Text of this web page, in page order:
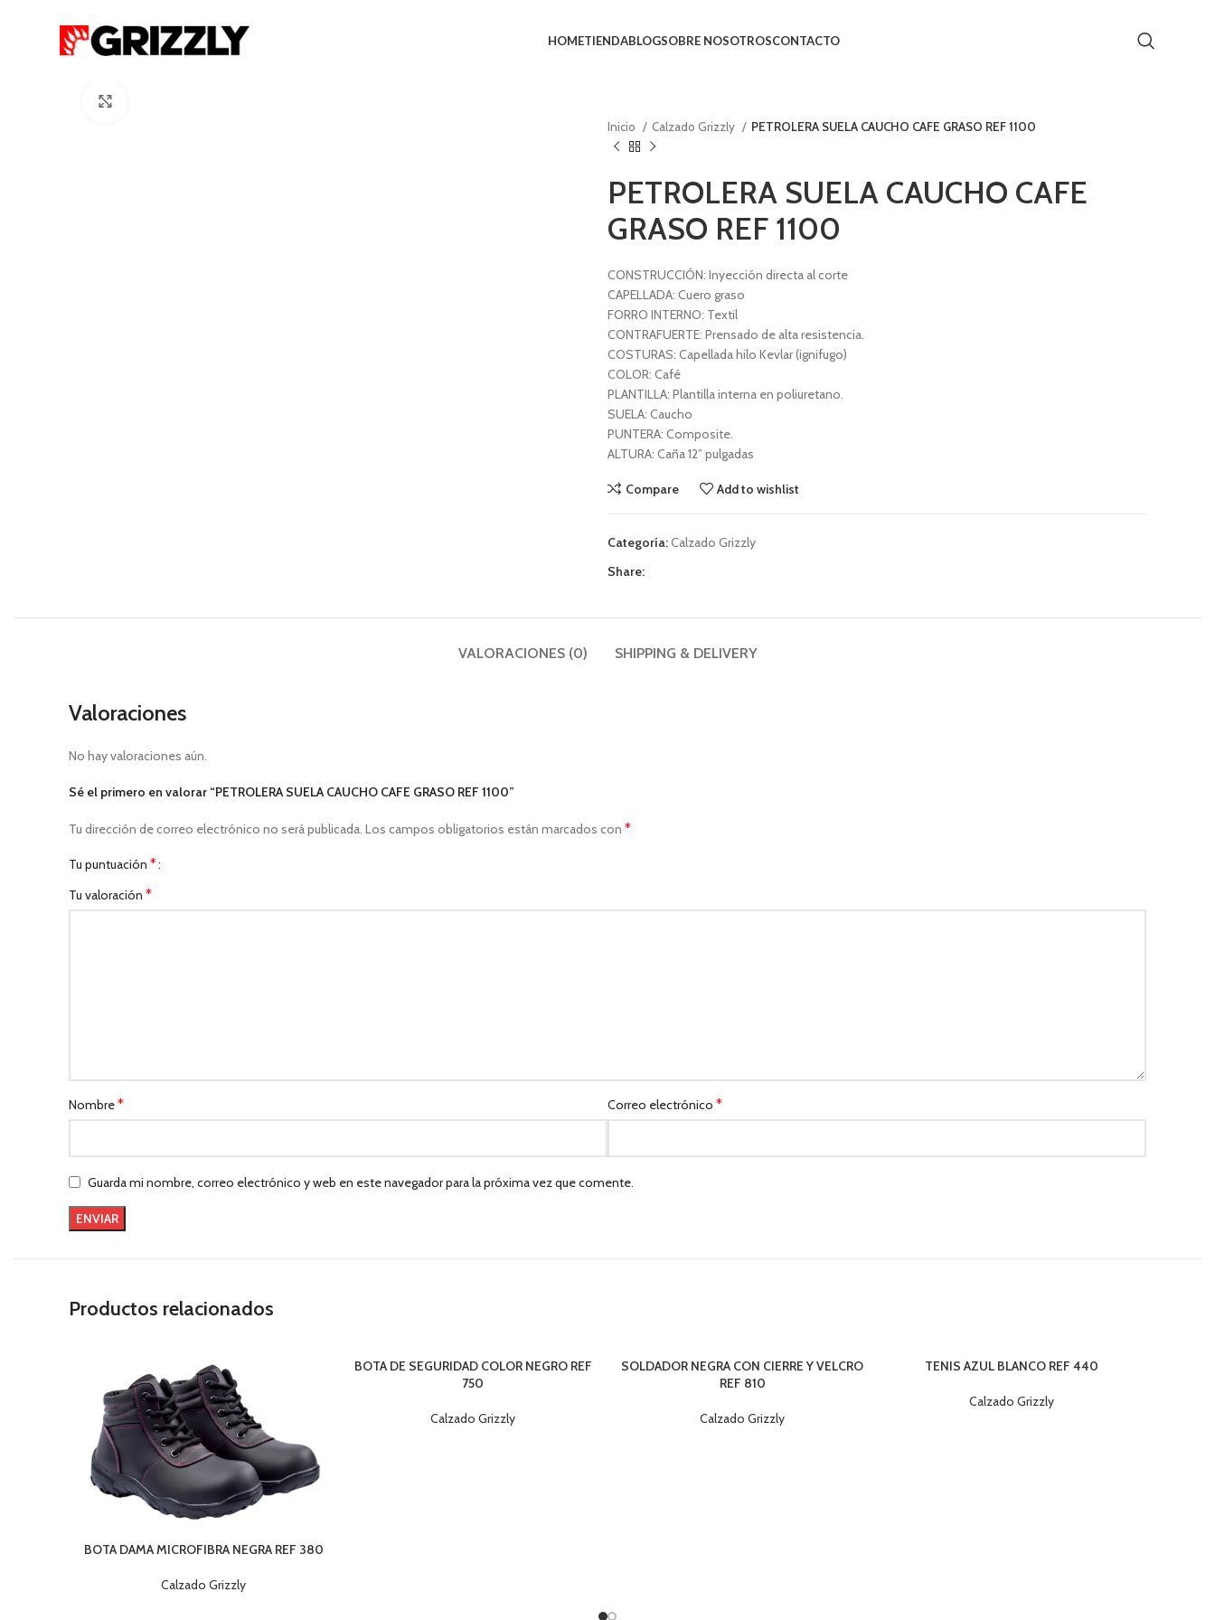
HOMETIENDABLOGSOBRE NOSOTROSCONTACTO
Inicio Calzado Grizzly PETROLERA SUELA CAUCHO CAFE GRASO REF 1100
PETROLERA SUELA CAUCHO CAFE
GRASO REF 1100
CONSTRUCCIÓN: Inyección directa al corte
CAPELLADA: Cuero graso
FORRO INTERNO: Textil
CONTRAFUERTE: Prensado de alta resistencia.
COSTURAS: Capellada hilo Kevlar (ignifugo)
COLOR: Café
PLANTILLA: Plantilla interna en poliuretano.
SUELA: Caucho
PUNTERA: Composite.
ALTURA: Caña 12” pulgadas
Compare Add to wishlist
Categoría:Calzado Grizzly
Share:
VALORACIONES (0) SHIPPING & DELIVERY
Valoraciones
No hay valoraciones aún.
Sé el primero en valorar “PETROLERA SUELA CAUCHO CAFE GRASO REF 1100”
Tu dirección de correo electrónico no será publicada. Los campos obligatorios están marcados con *
Tu puntuación *
Tu valoración *
Nombre* Correo electrónico *
Guarda mi nombre, correo electrónico y web en este navegador para la próxima vez que comente.
Productos relacionados
BOTA DAMA MICROFIBRA NEGRA REF 380
Calzado Grizzly
BOTA DE SEGURIDAD COLOR NEGRO REF
750
Calzado Grizzly
SOLDADOR NEGRA CON CIERRE Y VELCRO
REF 810
Calzado Grizzly
TENIS AZUL BLANCO REF 440
Calzado Grizzly